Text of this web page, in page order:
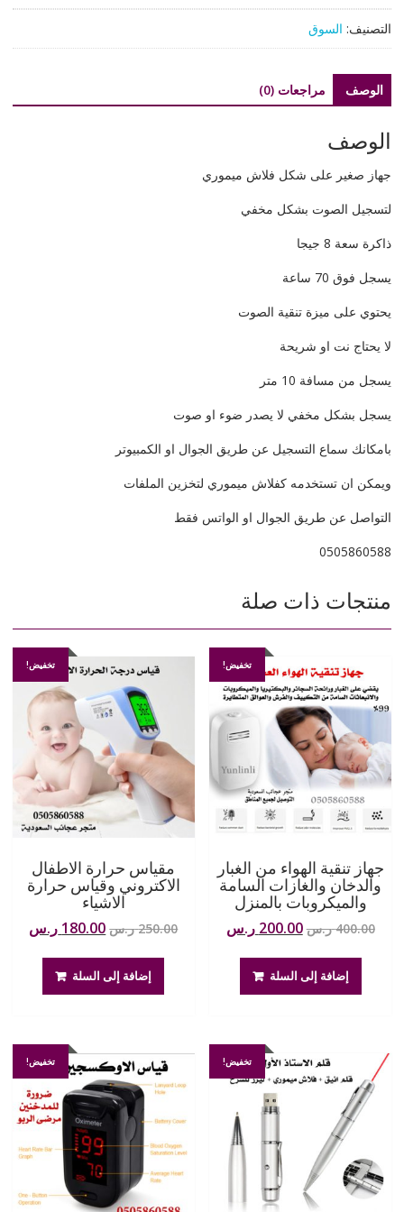
على
فلاش
صغير
التصنيف: السوق
الوصف مراجعات (0)
الوصف
جهاز صغير على شكل فلاش ميموري
لتسجيل الصوت بشكل مخفي
ذاكرة سعة 8 جيجا
يسجل فوق 70 ساعة
يحتوي على ميزة تنقية الصوت
لا يحتاج نت او شريحة
يسجل من مسافة 10 متر
يسجل بشكل مخفي لا يصدر ضوء او صوت
بامكانك سماع التسجيل عن طريق الجوال او الكمبيوتر
ويمكن ان تستخدمه كفلاش ميموري لتخزين الملفات
التواصل عن طريق الجوال او الواتس فقط
0505860588
منتجات ذات صلة
تخفيض!
جهاز تنقية الهواء من الغبار
والدخان والغازات السامة
والميكروبات بالمنزل
400.00 ر.سالسعر
هو:
400.00 ر.س.
200.00 ر.س
إضافة إلى السلة
تخفيض!
مقياس حرارة الاطفال
الاكتروني وقياس حرارة
الاشياء
250.00 ر.س السعر
هو:
250.00 ر.س.
180.00 ر.س
إضافة إلى السلة
تخفيض! تخفيض!